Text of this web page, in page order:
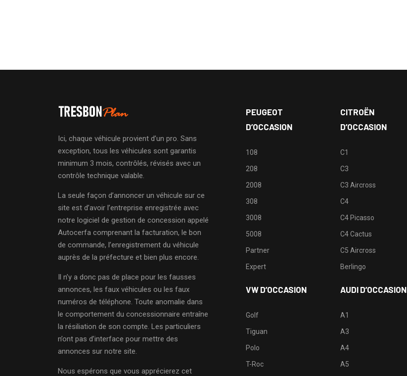
Ici, chaque véhicule provient d’un pro. Sans
exception, tous les véhicules sont garantis
minimum 3 mois, contrôlés, révisés avec un
contrôle technique valable.
La seule façon d’annoncer un véhicule sur ce
site est d’avoir l’entreprise enregistrée avec
notre logiciel de gestion de concession appelé
Autocerfa comprenant la facturation, le bon
de commande, l’enregistrement du véhicule
auprès de la préfecture et bien plus encore.
Il n’y a donc pas de place pour les fausses
annonces, les faux véhicules ou les faux
numéros de téléphone. Toute anomalie dans
le comportement du concessionnaire entraîne
la résiliation de son compte. Les particuliers
n’ont pas d’interface pour mettre des
annonces sur notre site.
Nous espérons que vous apprécierez cet
PEUGEOT
D’OCCASION
108
208
2008
308
3008
5008
Partner
Expert
VW D’OCCASION
Golf
Tiguan
Polo
T-Roc
CITROËN
D’OCCASION
C1
C3
C3 Aircross
C4
C4 Picasso
C4 Cactus
C5 Aircross
Berlingo
AUDI D’OCCASION
A1
A3
A4
A5